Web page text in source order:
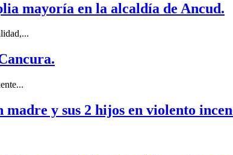
mayoría en la alcaldía de Ancud.
y sus 2 hijos en violento